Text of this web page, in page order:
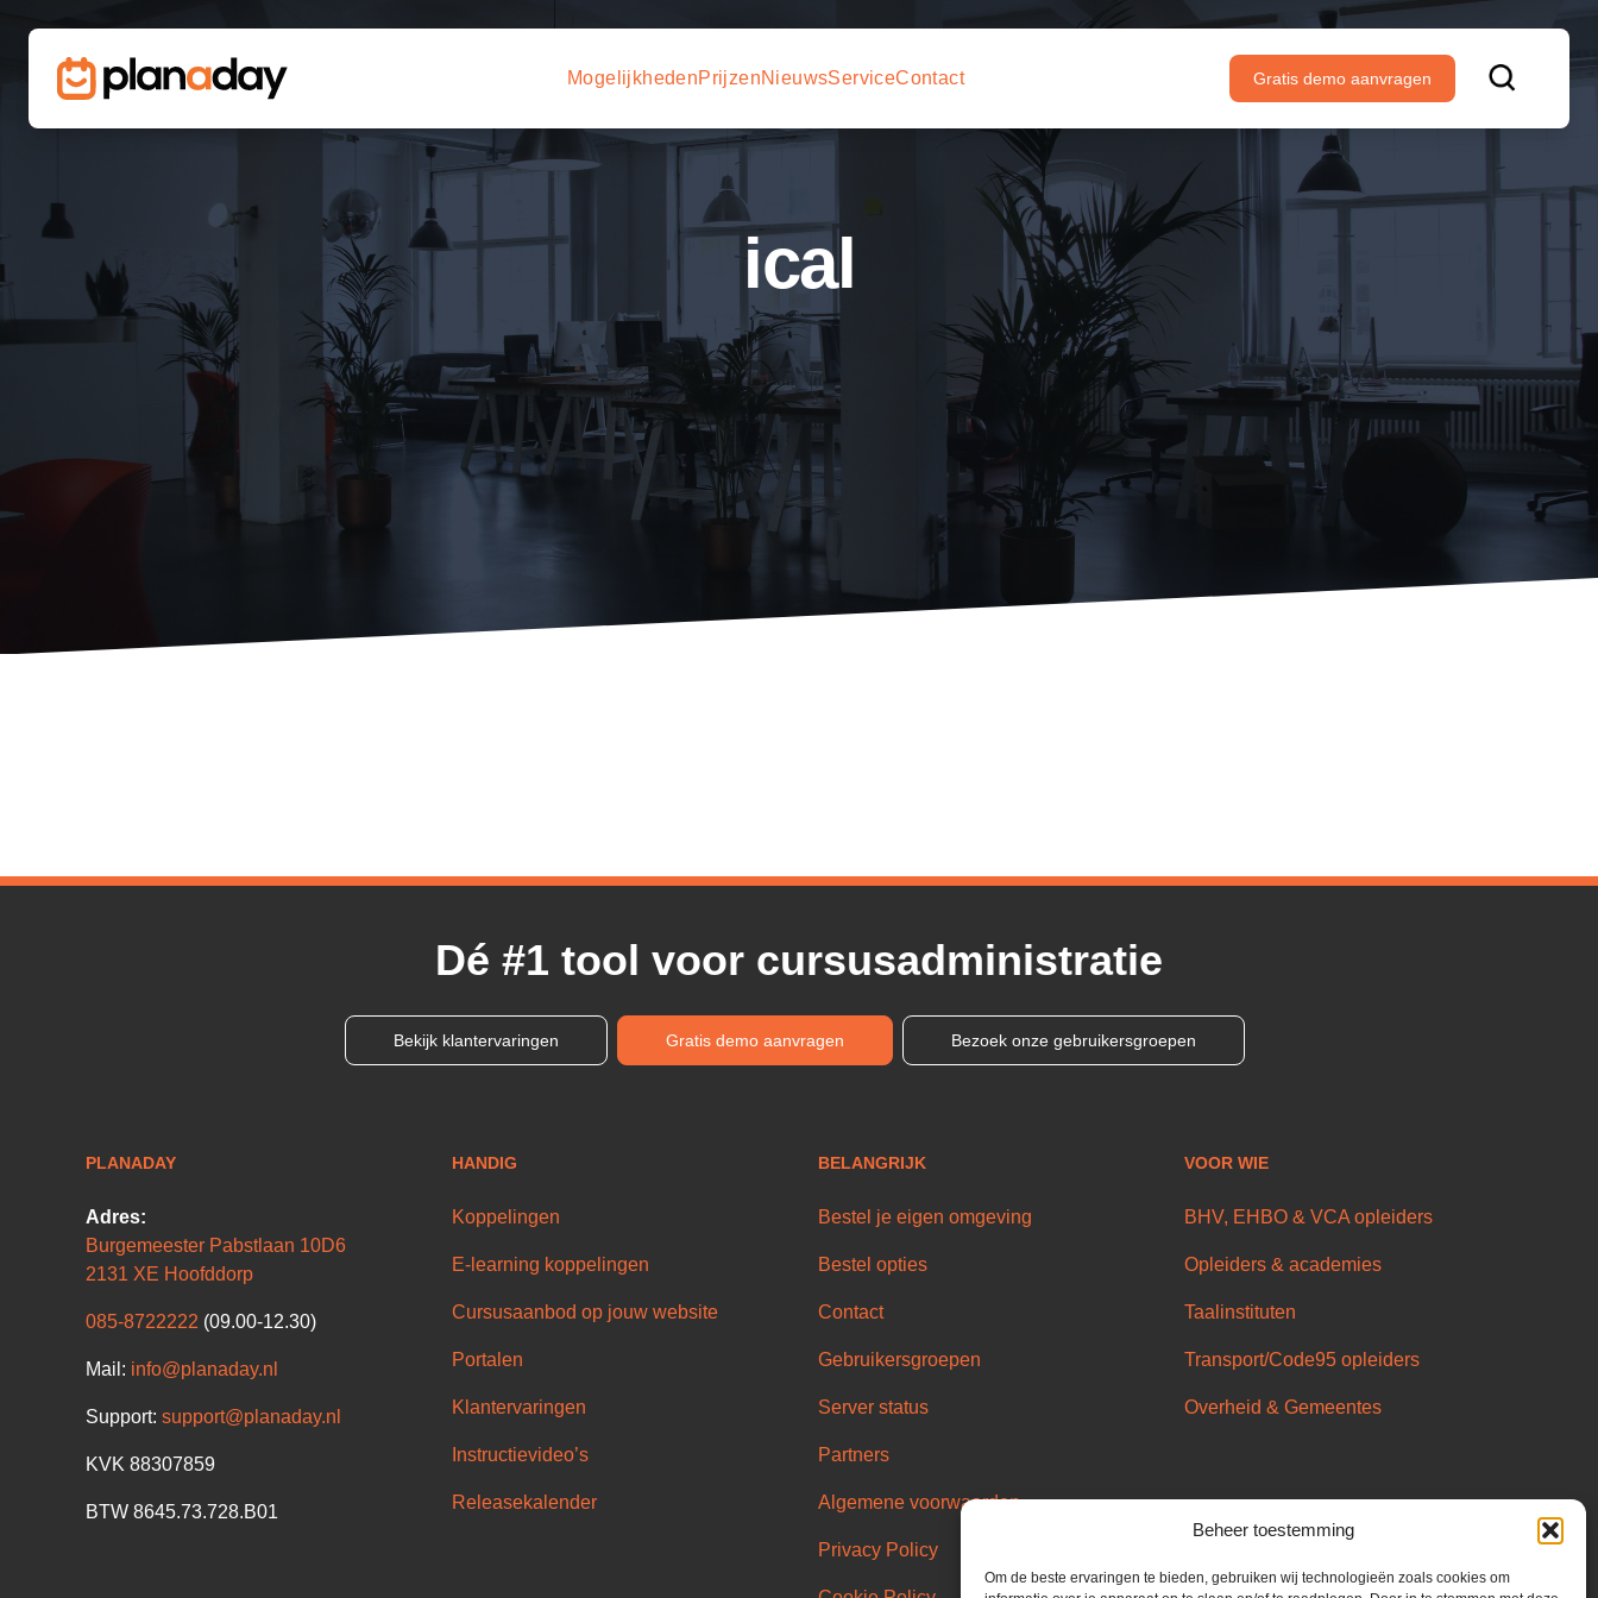
Beheer toestemming
Om de beste ervaringen te bieden, gebruiken wij technologieën zoals cookies om
Gratis demo aanvragen
MogelijkhedenPrijzenNieuwsServiceContact
ical
Dé #1 tool voor cursusadministratie
Bekijk klantervaringen Gratis demo aanvragen Bezoek onze gebruikersgroepen
PLANADAY
Adres:
Burgemeester Pabstlaan 10D6
2131 XE Hoofddorp
085-8722222 (09.00-12.30)
Mail: info@planaday.nl
Support: support@planaday.nl
KVK 88307859
BTW 8645.73.728.B01
HANDIG
Koppelingen
E-learning koppelingen
Cursusaanbod op jouw website
Portalen
Klantervaringen
Instructievideo’s
Releasekalender
BELANGRIJK
Bestel je eigen omgeving
Bestel opties
Contact
Gebruikersgroepen
Server status
Partners
Algemene voorwaarden
Privacy Policy
VOOR WIE
BHV, EHBO & VCA opleiders
Opleiders & academies
Taalinstituten
Transport/Code95 opleiders
Overheid & Gemeentes